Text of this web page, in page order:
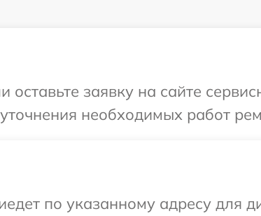
заявку на сайте
необходимых работ
по указанному адресу для